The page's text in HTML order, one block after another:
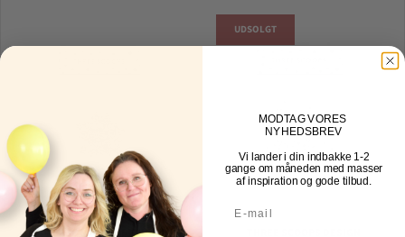
THREE SCOOPS DESIGN
UDSOLGT
MODTAG VORES
NYHEDSBREV
Vi lander i din indbakke 1-2
gange om måneden med masser
af inspiration og gode tilbud.